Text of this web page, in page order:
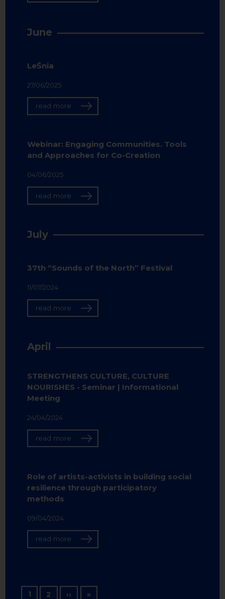
June
LeŚnia
27/06/2025
read more
Webinar: Engaging Communities. Tools
and Approaches for Co-Creation
04/06/2025
read more
July
37th “Sounds of the North” Festival
11/07/2024
read more
April
STRENGTHENS CULTURE, CULTURE
NOURISHES - Seminar | Informational
Meeting
24/04/2024
read more
Role of artists-activists in building social
resilience through participatory
methods
09/04/2024
read more
Pagination
1 2 ›› Next page
»Last page